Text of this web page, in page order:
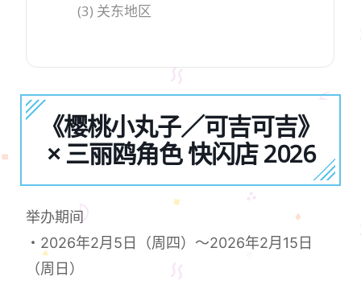
(3) 关东地区
《樱桃小丸子／可吉可吉》
× 三丽鸥角色 快闪店 2026
举办期间
・2026年2月5日（周四）～2026年2月15日
（周日）